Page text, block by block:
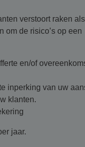
verstoort raken
om de risico’s op een
en/of
inperking van uw
klanten.
jaar.